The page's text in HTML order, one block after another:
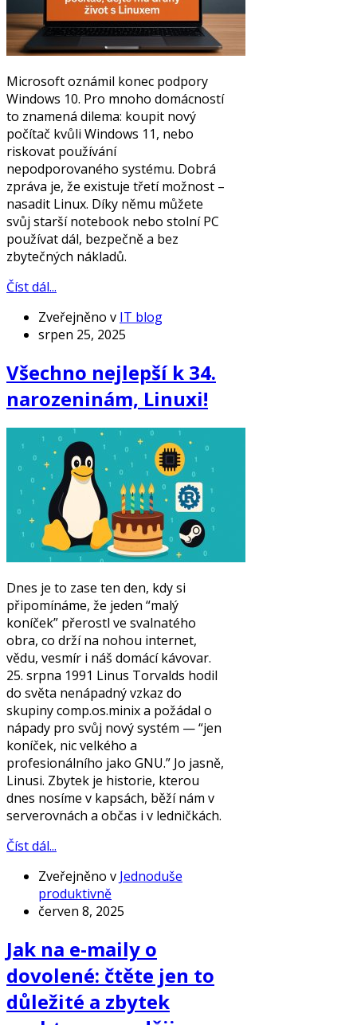
Microsoft oznámil konec podpory
Windows 10. Pro mnoho domácností
to znamená dilema: koupit nový
počítač kvůli Windows 11, nebo
riskovat používání
nepodporovaného systému. Dobrá
zpráva je, že existuje třetí možnost –
nasadit Linux. Díky němu můžete
svůj starší notebook nebo stolní PC
používat dál, bezpečně a bez
zbytečných nákladů.
Číst dál...
Zveřejněno v IT blog
srpen 25, 2025
Všechno nejlepší k 34.
narozeninám, Linuxi!
Dnes je to zase ten den, kdy si
připomínáme, že jeden “malý
koníček” přerostl ve svalnatého
obra, co drží na nohou internet,
vědu, vesmír i náš domácí kávovar.
25. srpna 1991 Linus Torvalds hodil
do světa nenápadný vzkaz do
skupiny comp.os.minix a požádal o
nápady pro svůj nový systém — “jen
koníček, nic velkého a
profesionálního jako GNU.” Jo jasně,
Linusi. Zbytek je historie, kterou
dnes nosíme v kapsách, běží nám v
serverovnách a občas i v ledničkách.
Číst dál...
Zveřejněno v Jednoduše
produktivně
červen 8, 2025
Jak na e-maily o
dovolené: čtěte jen to
důležité a zbytek